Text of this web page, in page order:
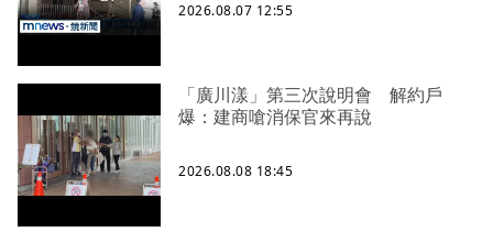
2026.08.07 12:55
「廣川漾」第三次說明會 解約戶
爆：建商嗆消保官來再說
2026.08.08 18:45